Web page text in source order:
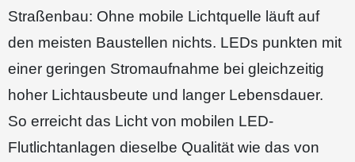
Straßenbau: Ohne mobile Lichtquelle läuft auf
den meisten Baustellen nichts. LEDs punkten mit
einer geringen Stromaufnahme bei gleichzeitig
hoher Lichtausbeute und langer Lebensdauer.
So erreicht das Licht von mobilen LED-​
Flutlichtanlagen dieselbe Qualität wie das von